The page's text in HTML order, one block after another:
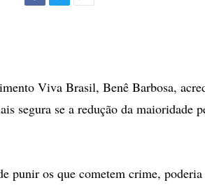
Viva Brasil, Benê Barbosa,
segura se a redução da maioridade
punir os que cometem crime,